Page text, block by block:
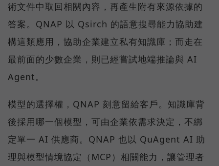
術文件中取回相關內容，再產生附有來源依據的
答案。QNAP 以 Qsirch 的語意搜尋能力協助建
構這類應用，協助企業建立私有知識庫；而走在
最前面的少數企業，則已經嘗試地端推論與 AI
Agent。
模型的選擇權，QNAP 刻意留給客戶。知識庫背
後採用哪一個模型，可由企業依需求決定，不綁
定單一 AI 供應商。QNAP 也以 QuAgent AI 助
理與模型情境協定（MCP）相關能力，讓管理者